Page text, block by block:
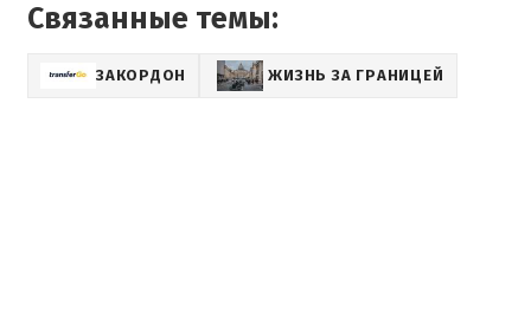
Связанные темы:
ЗАКОРДОН ЖИЗНЬ ЗА ГРАНИЦЕЙ